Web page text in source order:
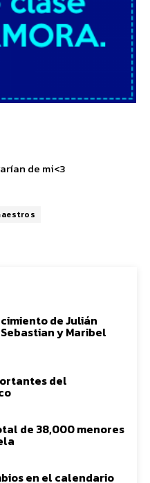
de mi<3
de Julián
y Maribel
del
de 38,000 menores
en el calendario